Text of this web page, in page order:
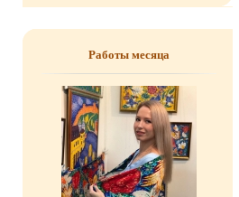
Работы месяца